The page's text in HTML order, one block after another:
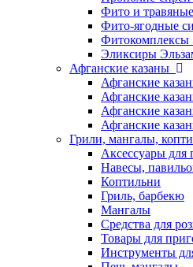
Фито и
Фито-ягодные
Фитокомплексы
Эликсиры
Афганские казаны
Афганские
Афганские
Афганские
Афганские
Грили, мангалы,
Аксессуары для
Навесы,
Коптильни
Гриль, барбекю
Мангалы
Средства для
Товары для
Инструменты